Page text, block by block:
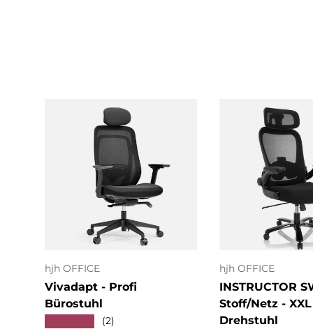
hjh OFFICE
Vivadapt - Profi
Bürostuhl
(2)
In den Warenkorb
hjh OFFICE
INSTRUCTOR
Stoff/Netz - XXL
Drehstuhl
In den